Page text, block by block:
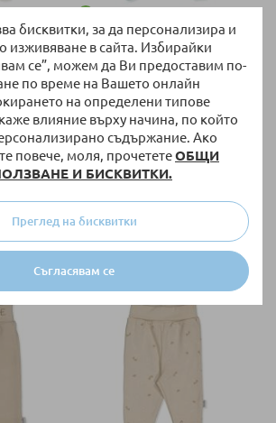
бисквитки, за да персонализира и
изживяване в сайта. Избирайки
се”, можем да Ви предоставим по-
по време на Вашето онлайн
на определени типове
влияние върху начина, по който
съдържание. Ако
повече, моля, прочететеОБЩИ
И БИСКВИТКИ.
Съгласявам се
Преглед на бисквитки
chick,
Ританки Bebetto Sleepy Cat, 0-9
м., T3834
6,33 €/12,38 лв.
Специална цена
68 СМ (3-6М)
74 СМ (6-9М)